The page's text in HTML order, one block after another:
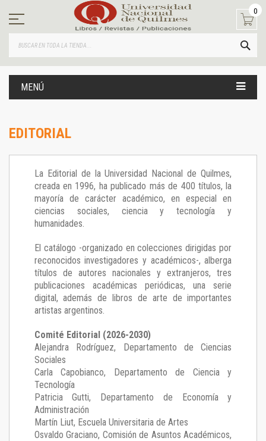
contenido
0
MENÚ
EDITORIAL
La Editorial de la Universidad Nacional de Quilmes,
creada en 1996, ha publicado más de 400 títulos, la
mayoría de carácter académico, en especial en
ciencias sociales, ciencia y tecnología y
humanidades.
El catálogo -organizado en colecciones dirigidas por
reconocidos investigadores y académicos-, alberga
títulos de autores nacionales y extranjeros, tres
publicaciones académicas periódicas, una serie
digital, además de libros de arte de importantes
artistas argentinos.
Comité Editorial (2026-2030)
Alejandra Rodríguez, Departamento de Ciencias
Sociales
Carla Capobianco, Departamento de Ciencia y
Tecnología
Patricia Gutti, Departamento de Economía y
Administración
Martín Liut, Escuela Universitaria de Artes
Osvaldo Graciano, Comisión de Asuntos Académicos,